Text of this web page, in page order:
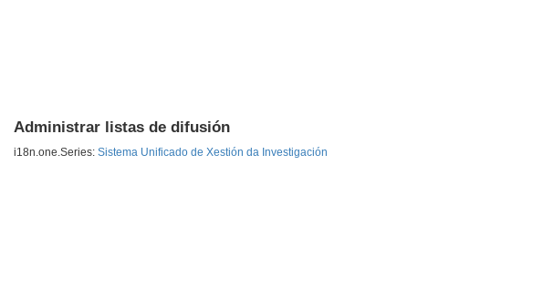
Administrar listas de difusión
i18n.one.Series: Sistema Unificado de Xestión da Investigación